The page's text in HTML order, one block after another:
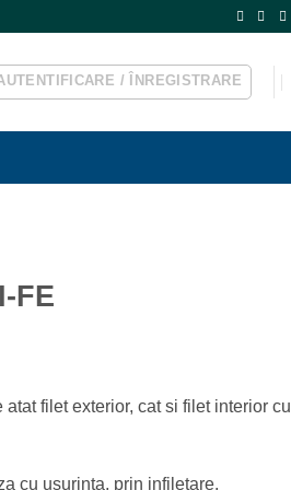
/ ÎNREGISTRARE
FE
filet exterior, cat si filet interior cu
cu usurinta, prin infiletare.